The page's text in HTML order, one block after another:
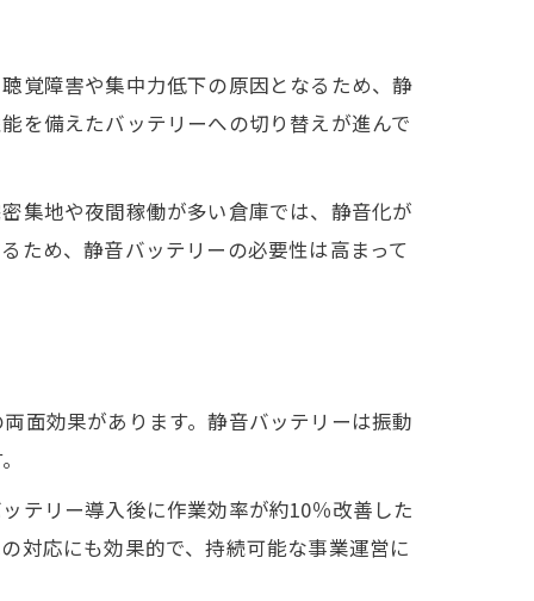
覚障害や集中力低下の原因となるため、静
を備えたバッテリーへの切り替えが進んで
集地や夜間稼働が多い倉庫では、静音化が
ため、静音バッテリーの必要性は高まって
面効果があります。静音バッテリーは振動
テリー導入後に作業効率が約10％改善した
対応にも効果的で、持続可能な事業運営に